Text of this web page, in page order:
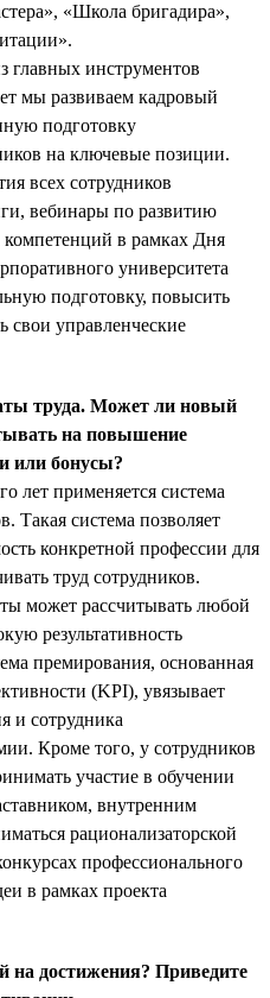
«Школа бригадира»,
главных инструментов
мы развиваем кадровый
подготовку
на ключевые позиции.
всех сотрудников
вебинары по развитию
в рамках Дня
университета
подготовку, повысить
свои управленческие
труда. Может ли новый
на повышение
или бонусы?
применяется система
Такая система позволяет
конкретной профессии для
труд сотрудников.
может рассчитывать любой
результативность
премирования, основанная
(KPI), увязывает
и сотрудника
Кроме того, у сотрудников
участие в обучении
внутренним
рационализаторской
профессионального
в рамках проекта
достижения? Приведите